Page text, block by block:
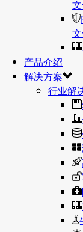
产品介绍
解决方案
行业解